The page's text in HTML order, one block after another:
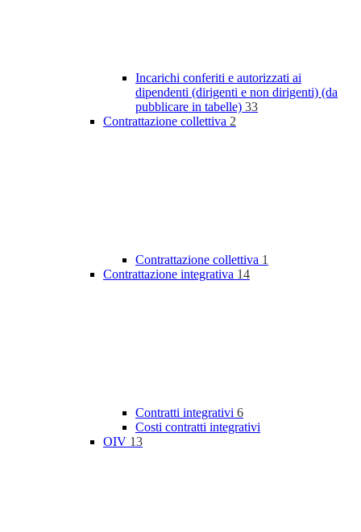
Incarichi conferiti e autorizzati ai
dipendenti (dirigenti e non dirigenti) (da
pubblicare in tabelle) 33
Contrattazione collettiva 2
Contrattazione collettiva 1
Contrattazione integrativa 14
Contratti integrativi 6
Costi contratti integrativi
OIV 13